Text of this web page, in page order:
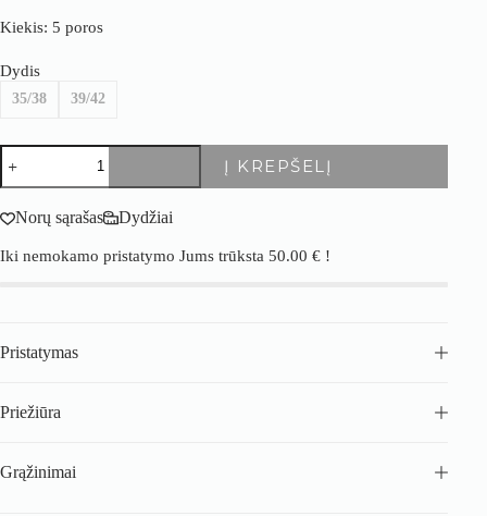
Kiekis: 5 poros
Dydis
35/38 39/42
produkto
kiekis:
5
porų
moteriškų
rinkinys
Premium
Į KREPŠELĮ
Norų sąrašas Dydžiai
Iki nemokamo pristatymo Jums trūksta 50.00 € !
Pristatymas
Priežiūra
Grąžinimai